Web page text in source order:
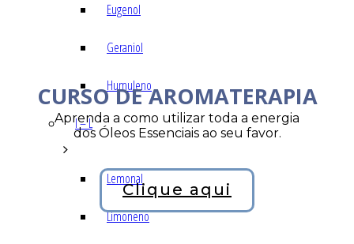
Eugenol
Geraniol
Humuleno
I – L
Lemonal
Limoneno
CURSO DE AROMATERAPIA
Aprenda a como utilizar toda a energia
dos Óleos Essenciais ao seu favor.
Clique aqui